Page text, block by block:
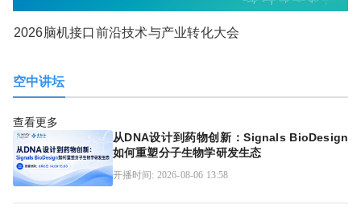
2026脑机接口前沿技术与产业转化大会
空中讲坛
查看更多
从DNA设计到药物创新：Signals BioDesign
如何重塑分子生物学研发生态
开播时间: 2026-08-06 13:58